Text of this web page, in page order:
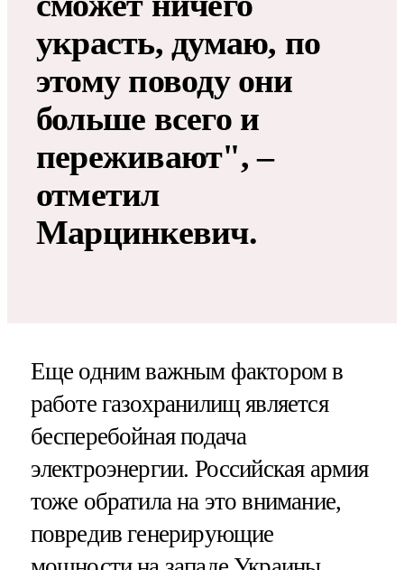
украсть, думаю, по
этому поводу они
больше всего и
переживают", –
отметил
Марцинкевич.
Еще одним важным фактором в
работе газохранилищ является
бесперебойная подача
электроэнергии. Российская армия
тоже обратила на это внимание,
повредив генерирующие